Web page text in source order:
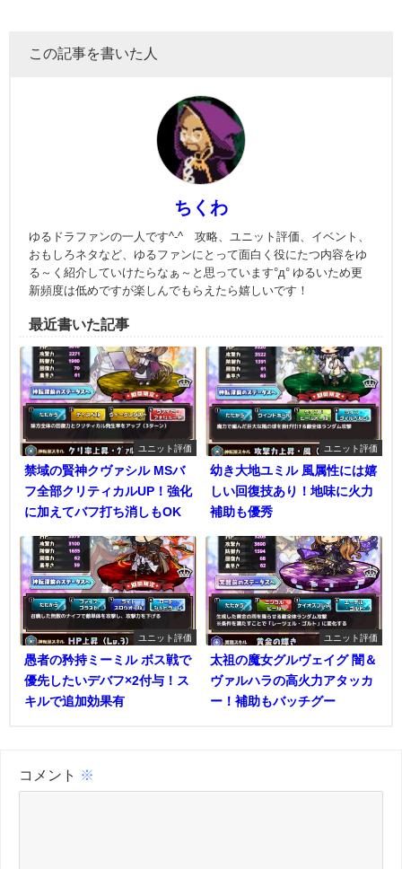
この記事を書いた人
ちくわ
ゆるドラファンの一人です^-^ 攻略、ユニット評価、イベント、
おもしろネタなど、ゆるファンにとって面白く役にたつ内容をゆ
る～く紹介していけたらなぁ～と思っています°д° ゆるいため更
新頻度は低めですが楽しんでもらえたら嬉しいです！
最近書いた記事
ユニット評価
禁域の賢神クヴァシル MSバ
フ全部クリティカルUP！強化
に加えてバフ打ち消しもOK
ユニット評価
幼き大地ユミル 風属性には嬉
しい回復技あり！地味に火力
補助も優秀
ユニット評価
愚者の矜持ミーミル ボス戦で
優先したいデバフ×2付与！ス
キルで追加効果有
ユニット評価
太祖の魔女グルヴェイグ 闇＆
ヴァルハラの高火力アタッカ
ー！補助もバッチグー
コメント ※